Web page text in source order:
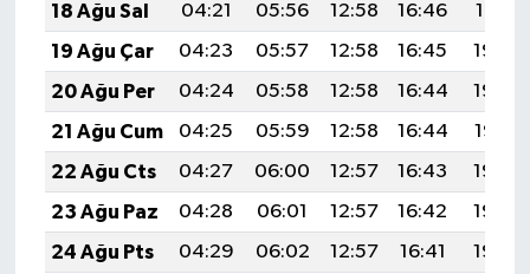
18 Ağu Sal
04:21 05:56 12:58 16:46
19:51
19 Ağu Çar
04:23 05:57 12:58 16:45
19:50
20 Ağu Per
04:24 05:58 12:58 16:44
19:48
21 Ağu Cum
04:25 05:59 12:58 16:44
19:47
22 Ağu Cts
04:27 06:00 12:57 16:43
19:45
23 Ağu Paz
04:28 06:01 12:57 16:42
19:44
24 Ağu Pts
04:29 06:02 12:57 16:41
19:42